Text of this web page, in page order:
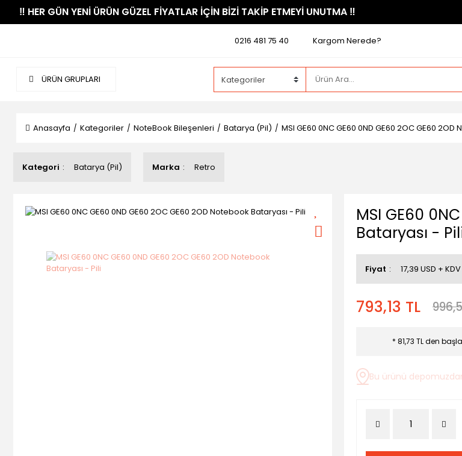
​‼️​ HER GÜN YENİ ÜRÜN GÜZEL FİYATLAR İÇİN BİZİ TAKİP ETMEYİ UNUTMA ​‼️​
0216 481 75 40 Kargom Nerede?
ÜRÜN GRUPLARI
Anasayfa Kategoriler NoteBook Bileşenleri Batarya (Pil) MSI GE60 0NC GE60 0ND GE60 2OC GE60
Kategori Batarya (Pil) Marka Retro
MSI GE60
Bataryası -
Fiyat 17,39 USD + KDV
793,13 TL
* 81,73 TL den
Bu ürünü